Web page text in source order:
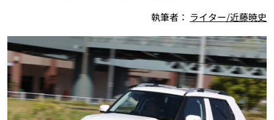
執筆者： ライター/近藤暁史